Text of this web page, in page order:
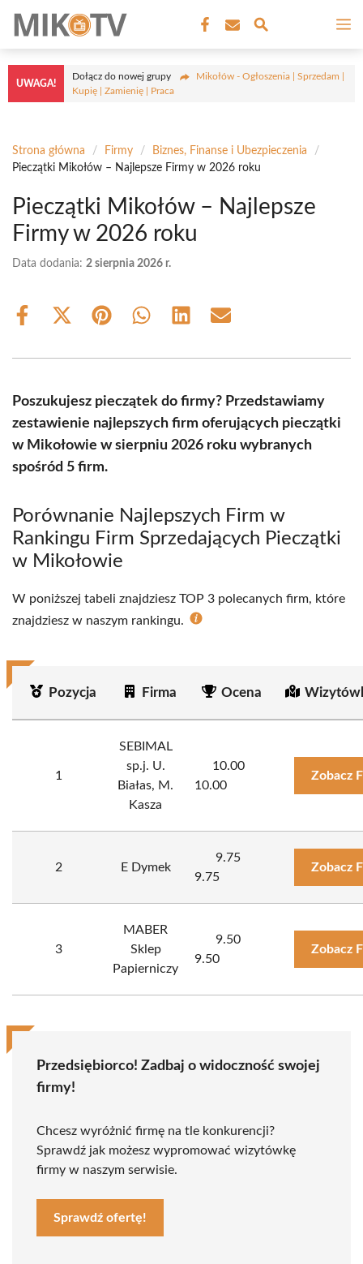
treści
UWAGA!
Dołącz do nowej grupy
Mikołów - Ogłoszenia | Sprzedam |
Kupię | Zamienię | Praca
Strona główna / Firmy / Biznes, Finanse i Ubezpieczenia
/
Pieczątki Mikołów – Najlepsze Firmy w 2026 roku
Pieczątki Mikołów – Najlepsze
Firmy w 2026 roku
Data dodania: 2 sierpnia 2026 r.
Share
Share
(Twitter)
Share Share Share Share
Poszukujesz pieczątek do firmy? Przedstawiamy
zestawienie najlepszych firm oferujących pieczątki
w Mikołowie w sierpniu 2026 roku wybranych
spośród 5 firm.
Porównanie Najlepszych Firm w
Rankingu Firm Sprzedających Pieczątki
w Mikołowie
W poniższej tabeli znajdziesz TOP 3 polecanych firm, które
znajdziesz w naszym rankingu.
Pozycja Firma Ocena
1
SEBIMAL
sp.j. U.
Białas, M.
Kasza
10.00
10.00
Zobacz
2 E Dymek
9.75
9.75
Zobacz
3
MABER
Sklep
Papierniczy
9.50
9.50
Zobacz
Przedsiębiorco! Zadbaj o widoczność swojej
firmy!
Chcesz wyróżnić firmę na tle konkurencji?
Sprawdź jak możesz wypromować wizytówkę
firmy w naszym serwisie.
Sprawdź ofertę!